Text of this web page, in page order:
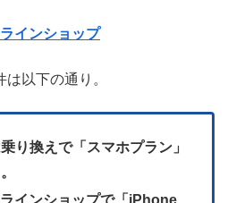
インショップ
以下の通り。
り換えで「スマホプラン」
インショップで「iPhone